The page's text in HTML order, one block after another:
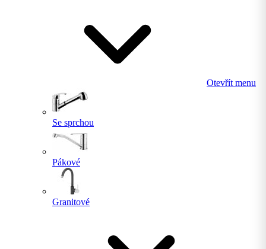
Otevřít menu
Se sprchou
Pákové
Granitové